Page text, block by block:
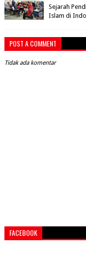
Sejarah
Islam di
POST A COMMENT
Tidak ada komentar
FACEBOOK